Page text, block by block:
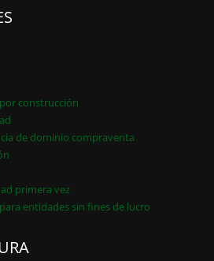
construcción
de dominio compraventa
primera vez
entidades sin fines de lucro